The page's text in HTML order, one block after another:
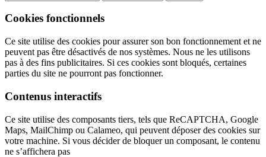
Cookies fonctionnels
Ce site utilise des cookies pour assurer son bon fonctionnement et ne
peuvent pas être désactivés de nos systèmes. Nous ne les utilisons
pas à des fins publicitaires. Si ces cookies sont bloqués, certaines
parties du site ne pourront pas fonctionner.
Contenus interactifs
Ce site utilise des composants tiers, tels que ReCAPTCHA, Google
Maps, MailChimp ou Calameo, qui peuvent déposer des cookies sur
votre machine. Si vous décider de bloquer un composant, le contenu
ne s’affichera pas